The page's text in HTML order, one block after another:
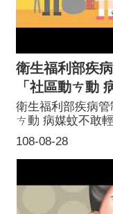
衛生福利部疾
「社區動ㄘ動
108-08-28
衛生福利部疾病
ㄘ動 病媒蚊不敢輕